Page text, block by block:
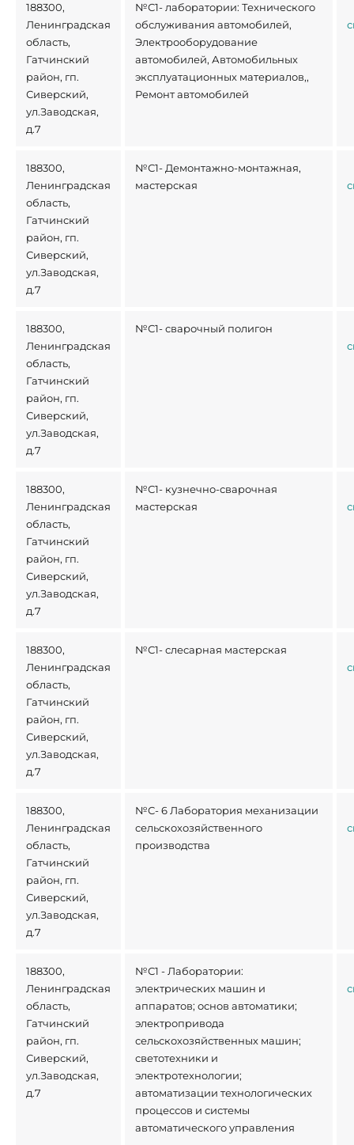
188300,
Ленинградская
область,
Гатчинский
район, гп.
Сиверский,
ул.Заводская,
д.7
№С1- лаборатории: Технического
обслуживания автомобилей,
Электрооборудование
автомобилей, Автомобильных
эксплуатационных материалов,,
Ремонт автомобилей
188300,
Ленинградская
область,
Гатчинский
район, гп.
Сиверский,
ул.Заводская,
д.7
№С1- Демонтажно-монтажная,
мастерская
188300,
Ленинградская
область,
Гатчинский
район, гп.
Сиверский,
ул.Заводская,
д.7
№С1- сварочный полигон
188300,
Ленинградская
область,
Гатчинский
район, гп.
Сиверский,
ул.Заводская,
д.7
№С1- кузнечно-сварочная
мастерская
188300,
Ленинградская
область,
Гатчинский
район, гп.
Сиверский,
ул.Заводская,
д.7
№С1- слесарная мастерская
188300,
Ленинградская
область,
Гатчинский
район, гп.
Сиверский,
ул.Заводская,
д.7
№С- 6 Лаборатория механизации
сельскохозяйственного
производства
188300,
Ленинградская
область,
Гатчинский
район, гп.
Сиверский,
ул.Заводская,
д.7
№С1 - Лаборатории:
электрических машин и
аппаратов; основ автоматики;
электропривода
сельскохозяйственных машин;
светотехники и
электротехнологии;
автоматизации технологических
процессов и системы
автоматического управления